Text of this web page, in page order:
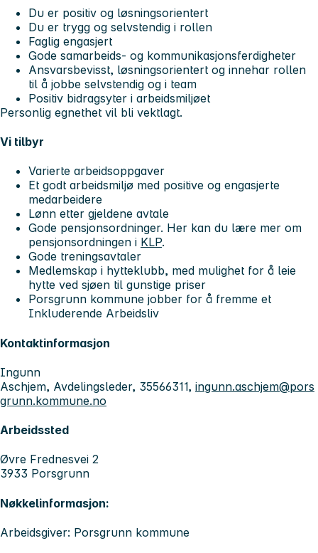
Du er positiv og løsningsorientert
Du er trygg og selvstendig i rollen
Faglig engasjert
Gode samarbeids- og kommunikasjonsferdigheter
Ansvarsbevisst, løsningsorientert og innehar rollen
til å jobbe selvstendig og i team
Positiv bidragsyter i arbeidsmiljøet
Personlig egnethet vil bli vektlagt.
Vi tilbyr
Varierte arbeidsoppgaver
Et godt arbeidsmiljø med positive og engasjerte
medarbeidere
Lønn etter gjeldene avtale
Gode pensjonsordninger. Her kan du lære mer om
pensjonsordningen i KLP.
Gode treningsavtaler
Medlemskap i hytteklubb, med mulighet for å leie
hytte ved sjøen til gunstige priser
Porsgrunn kommune jobber for å fremme et
Inkluderende Arbeidsliv
Kontaktinformasjon
Ingunn
Aschjem, Avdelingsleder, 35566311, ingunn.aschjem@pors
grunn.kommune.no
Arbeidssted
Øvre Frednesvei 2
3933 Porsgrunn
Nøkkelinformasjon:
Arbeidsgiver: Porsgrunn kommune